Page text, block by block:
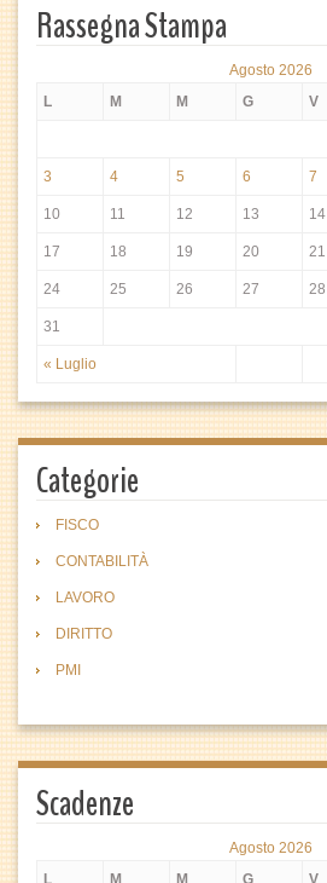
Rassegna Stampa
Agosto 2026
L
M M G V
« Luglio
3 4 5 6 7
10 11 12 13 14
17 18 19 20 21
24 25 26 27 28
31
Categorie
FISCO
CONTABILITÀ
LAVORO
DIRITTO
PMI
Scadenze
Agosto 2026
L
M M G V